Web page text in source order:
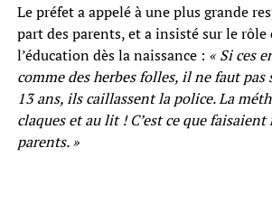
Le préfet a appelé à une plus grande
part des parents, et a insisté sur le rôle
l’éducation dès la naissance : « Si ces
comme des herbes folles, il ne faut pas
13 ans, ils caillassent la police. La
claques et au lit ! C’est ce que
parents. »